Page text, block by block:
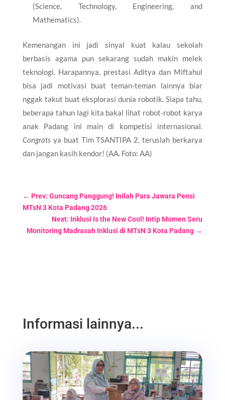
(Science, Technology, Engineering, and
Mathematics).
Kemenangan ini jadi sinyal kuat kalau sekolah
berbasis agama pun sekarang sudah makin melek
teknologi. Harapannya, prestasi Aditya dan Miftahul
bisa jadi motivasi buat teman-teman lainnya biar
nggak takut buat eksplorasi dunia robotik. Siapa tahu,
beberapa tahun lagi kita bakal lihat robot-robot karya
anak Padang ini main di kompetisi internasional.
Congratsya buat Tim TSANTIPA 2, teruslah berkarya
dan jangan kasih kendor! (AA. Foto: AA)
← Prev: Guncang Panggung! Inilah Para Jawara Pensi
MTsN 3 Kota Padang 2026
Next: Inklusi Is the New Cool! Intip Momen Seru
Monitoring Madrasah Inklusi di MTsN 3 Kota Padang →
Informasi lainnya...